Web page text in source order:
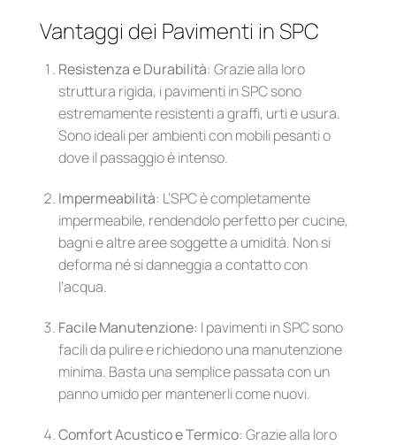
Vantaggi dei Pavimenti in SPC
Resistenza e Durabilità: Grazie alla loro
struttura rigida, i pavimenti in SPC sono
estremamente resistenti a graffi, urti e usura.
Sono ideali per ambienti con mobili pesanti o
dove il passaggio è intenso.
Impermeabilità: L’SPC è completamente
impermeabile, rendendolo perfetto per cucine,
bagni e altre aree soggette a umidità. Non si
deforma né si danneggia a contatto con
l’acqua.
Facile Manutenzione: I pavimenti in SPC sono
facili da pulire e richiedono una manutenzione
minima. Basta una semplice passata con un
panno umido per mantenerli come nuovi.
Comfort Acustico e Termico: Grazie alla loro